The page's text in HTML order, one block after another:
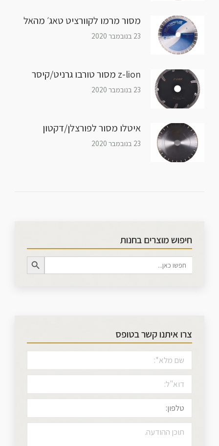
מסור מרמו לקוורציט טאג׳ מהאל
23 בנובמבר 2020
z-lion מסור טורבו גרניט/קיסר
23 בנובמבר 2020
איטלו מסור לפורצלן/דקטון
23 בנובמבר 2020
חיפוש מוצרים בחנות
Search
for:
Search Button
צרו איתנו קשר בטופס